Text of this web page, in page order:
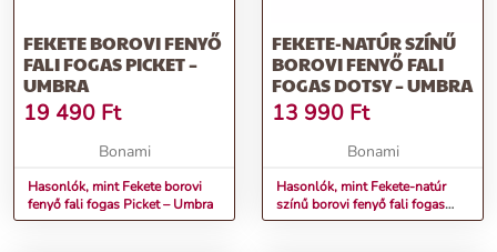
FEKETE BOROVI FENYŐ
FALI FOGAS PICKET –
UMBRA
19 490 Ft
Bonami
Hasonlók, mint Fekete borovi
fenyő fali fogas Picket – Umbra
FEKETE-NATÚR SZÍNŰ
BOROVI FENYŐ FALI
FOGAS DOTSY – UMBRA
13 990 Ft
Bonami
Hasonlók, mint Fekete-natúr
színű borovi fenyő fali fogas
Dotsy – Umbra